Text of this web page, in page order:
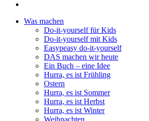
Was machen
Do-it-yourself für Kids
Do-it-yourself mit Kids
Easypeasy do-it-yourself
DAS machen wir heute
Ein Buch – eine Idee
Hurra, es ist Frühling
Ostern
Hurra, es ist Sommer
Hurra, es ist Herbst
Hurra, es ist Winter
Weihnachten